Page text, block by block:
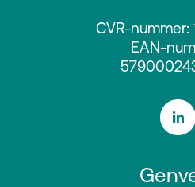
CVR-nummer:
EAN-